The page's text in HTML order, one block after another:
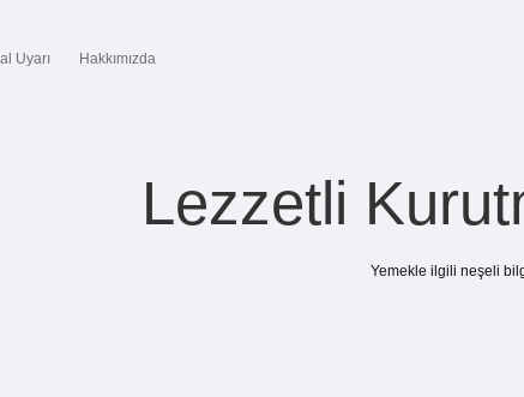
Uyarı Hakkımızda
Lezzetli
Yemekle ilgili neşeli